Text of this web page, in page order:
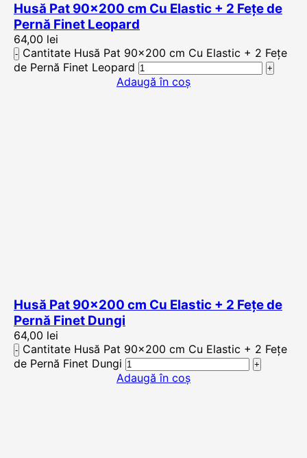
Husă Pat 90×200 cm Cu Elastic + 2 Fețe de
Pernă Finet Leopard
64,00 lei
Cantitate Husă Pat 90x200 cm Cu Elastic + 2 Fețe
de Pernă Finet Leopard
Adaugă în coș
Husă Pat 90×200 cm Cu Elastic + 2 Fețe de
Pernă Finet Dungi
64,00 lei
Cantitate Husă Pat 90x200 cm Cu Elastic + 2 Fețe
de Pernă Finet Dungi
Adaugă în coș